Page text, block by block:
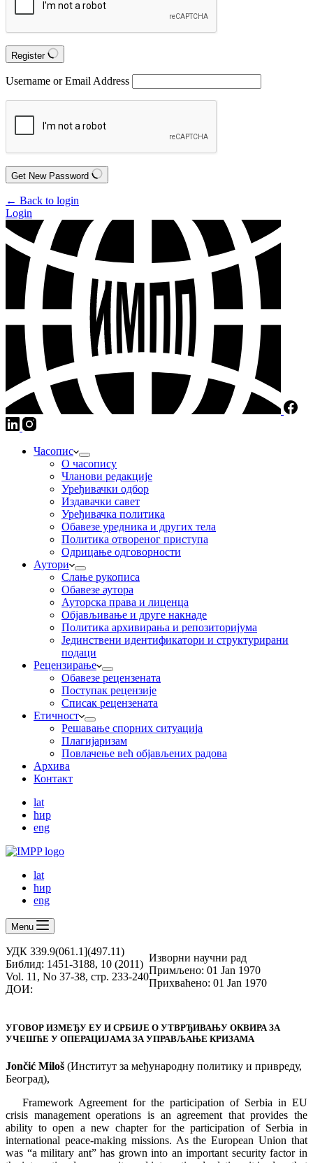
Register
Username or Email Address
Get New Password
← Back to login
Login
Часопис
О часопису
Чланови редакције
Уређивачки одбор
Издавачки савет
Уређивачка политика
Обавезе уредника и других тела
Пoлитикa oтвoрeнoг приступa
Одрицање одговорности
Аутори
Слање рукописа
Обавезе аутора
Ауторска права и лиценца
Објављивање и друге накнаде
Политика архивирања и репозиторијума
Јединствени идентификатори и структурирани
подаци
Рецензирање
Обавезе рецензената
Поступак рецензије
Списак рецензената
Етичност
Рeшaвaњe спорних ситуација
Плагијаризам
Повлачење већ објављених радова
Архива
Контакт
lat
ћир
eng
lat
ћир
eng
Menu
УДК 339.9(061.1](497.11)
Библид: 1451-3188, 10 (2011)
Vol. 11, No 37-38, стр. 233-240
ДОИ:
Изворни научни рад
Примљено: 01 Jan 1970
Прихваћено: 01 Jan 1970
УГОВОР ИЗМЕЂУ ЕУ И СРБИЈЕ О УТВРЂИВАЊУ ОКВИРА ЗА
УЧЕШЋЕ У ОПЕРАЦИЈАМА ЗА УПРАВЉАЊЕ КРИЗАМА
Jončić Miloš (Институт за међународну политику и привреду,
Београд),
Framework Agreement for the participation of Serbia in EU
crisis management operations is an agreement that provides the
ability to open a new chapter for the participation of Serbia in
international peace-making missions. As the European Union that
was “a military ant” has grown into an important security factor in